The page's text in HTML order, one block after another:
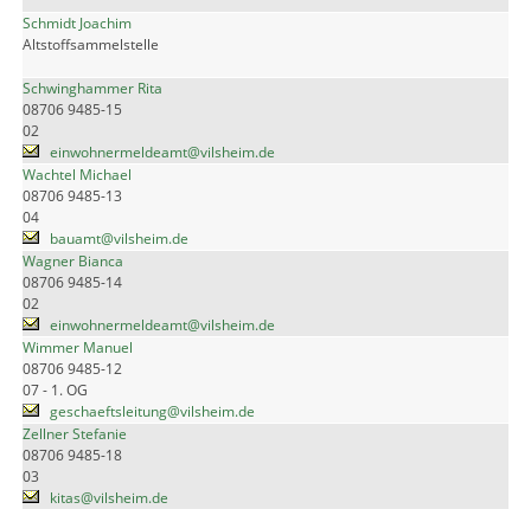
Schmidt Joachim
Altstoffsammelstelle
Schwinghammer Rita
08706 9485-15
02
einwohnermeldeamt@vilsheim.de
Wachtel Michael
08706 9485-13
04
bauamt@vilsheim.de
Wagner Bianca
08706 9485-14
02
einwohnermeldeamt@vilsheim.de
Wimmer Manuel
08706 9485-12
07 - 1. OG
geschaeftsleitung@vilsheim.de
Zellner Stefanie
08706 9485-18
03
kitas@vilsheim.de